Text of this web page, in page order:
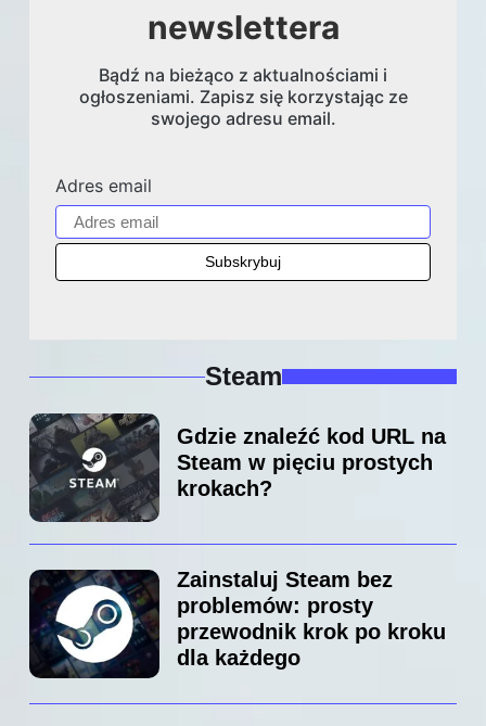
newslettera
Bądź na bieżąco z aktualnościami i
ogłoszeniami. Zapisz się korzystając ze
swojego adresu email.
Adres email
Steam
Gdzie znaleźć kod URL na
Steam w pięciu prostych
krokach?
Zainstaluj Steam bez
problemów: prosty
przewodnik krok po kroku
dla każdego